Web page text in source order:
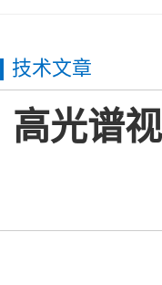
技术文章
高光谱